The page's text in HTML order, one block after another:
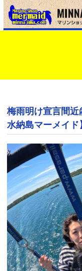
梅雨明け宣言間
水納島マーメイド